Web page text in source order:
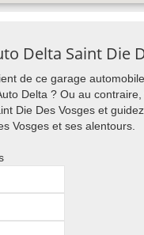
Delta Saint Die
de ce garage
Delta ? Ou au
Die Des Vosges et
Vosges et ses alentours.